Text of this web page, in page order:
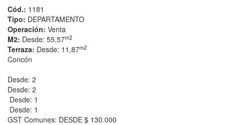
Cód.: 1181
Tipo: DEPARTAMENTO
Operación: Venta
M2: Desde: 55,57m2
Terraza: Desde: 11,87m2
Concón
Desde: 2
Desde: 2
Desde: 1
Desde: 1
GST Comunes: DESDE $ 130.000